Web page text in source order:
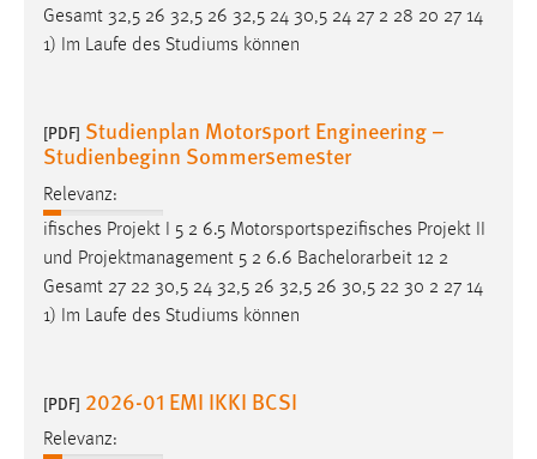
Gesamt 32,5 26 32,5 26 32,5 24 30,5 24 27 2 28 20 27 14
1) Im Laufe des Studiums können
[PDF] Studienplan Motorsport Engineering –
Studienbeginn Sommersemester
Relevanz:
ifisches Projekt I 5 2 6.5 Motorsportspezifisches Projekt II
und Projektmanagement 5 2 6.6 Bachelorarbeit 12 2
Gesamt 27 22 30,5 24 32,5 26 32,5 26 30,5 22 30 2 27 14
1) Im Laufe des Studiums können
[PDF] 2026-01 EMI IKKI BCSI
Relevanz:
_fbp
Anbieter:
Zweck:
Conversion-Tracking
Cookie Laufzeit:
3 Monate
EXTERNE MEDIEN
externen Medien Cookies gesetzt.